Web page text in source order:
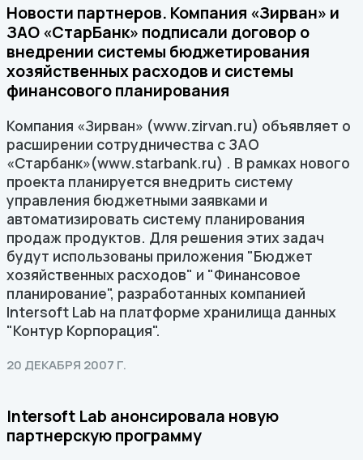
Новости партнеров. Компания «Зирван» и
ЗАО «СтарБанк» подписали договор о
внедрении системы бюджетирования
хозяйственных расходов и системы
финансового планирования
Компания «Зирван» (www.zirvan.ru) объявляет о
расширении сотрудничества с ЗАО
«Старбанк»(www.starbank.ru) . В рамках нового
проекта планируется внедрить систему
управления бюджетными заявками и
автоматизировать систему планирования
продаж продуктов. Для решения этих задач
будут использованы приложения "Бюджет
хозяйственных расходов" и "Финансовое
планирование", разработанных компанией
Intersoft Lab на платформе хранилища данных
"Контур Корпорация".
20 ДЕКАБРЯ 2007 Г.
Intersoft Lab анонсировала новую
партнерскую программу